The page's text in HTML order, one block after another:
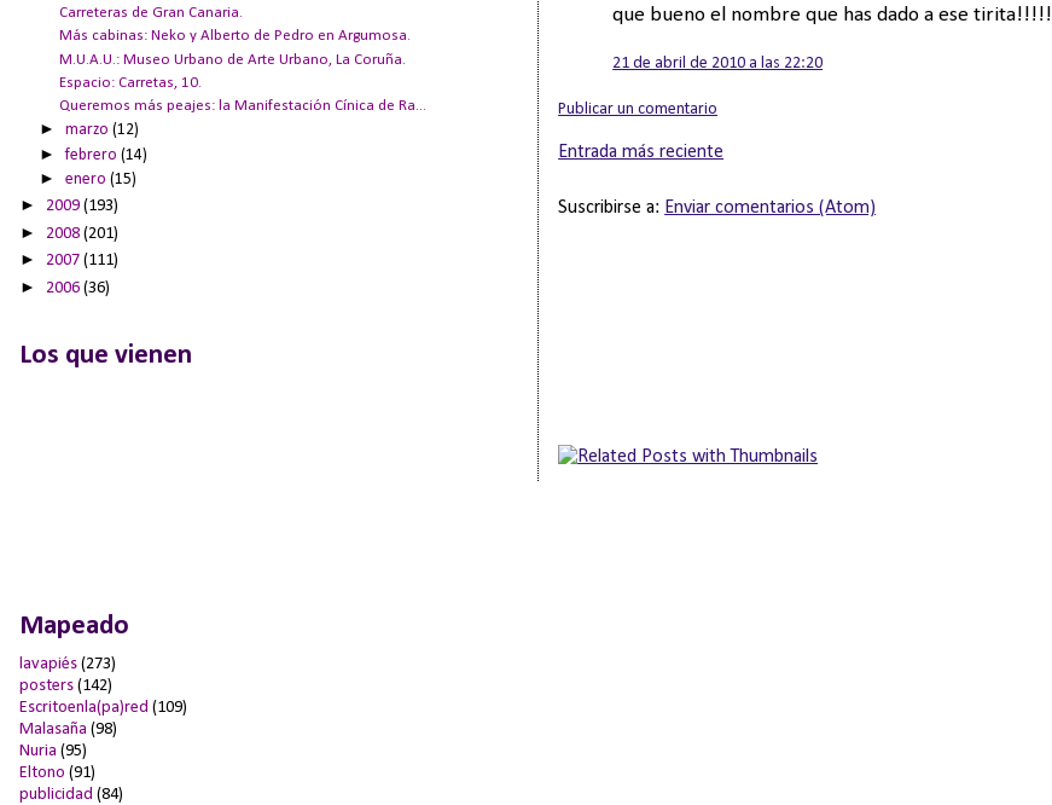
que bueno el nombre que has dado a ese tirita!!!!!
21 de abril de 2010 a las 22:20
Publicar un comentario
Entrada más reciente
Suscribirse a: Enviar comentarios (Atom)
Carreteras de Gran Canaria.
Más cabinas: Neko y Alberto de Pedro en Argumosa.
M.U.A.U.: Museo Urbano de Arte Urbano, La Coruña.
Espacio: Carretas, 10.
Queremos más peajes: la Manifestación Cínica de Ra...
►marzo(12)
►febrero(14)
►enero(15)
► 2009 (193)
► 2008 (201)
► 2007 (111)
► 2006 (36)
Los que vienen
Mapeado
lavapiés (273)
posters (142)
Escritoenla(pa)red (109)
Malasaña (98)
Nuria (95)
Eltono (91)
publicidad (84)